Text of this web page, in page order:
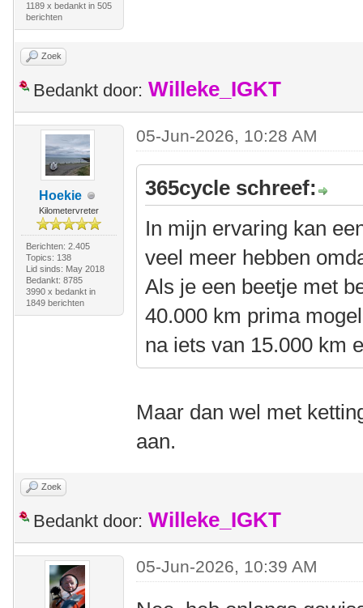
1189 x bedankt in 505
berichten
Zoek
Bedankt door: Willeke_IGKT
Hoekie
Kilometervreter
Berichten: 2.405
Topics: 138
Lid sinds: May 2018
Bedankt: 8785
3990 x bedankt in
1849 berichten
05-Jun-2026, 10:28 AM
365cycle schreef:
In mijn ervaring kan
veel meer hebben
Als je een beetje met
40.000 km prima
na iets van 15.000 km
Maar dan wel met
aan.
Zoek
Bedankt door: Willeke_IGKT
05-Jun-2026, 10:39 AM